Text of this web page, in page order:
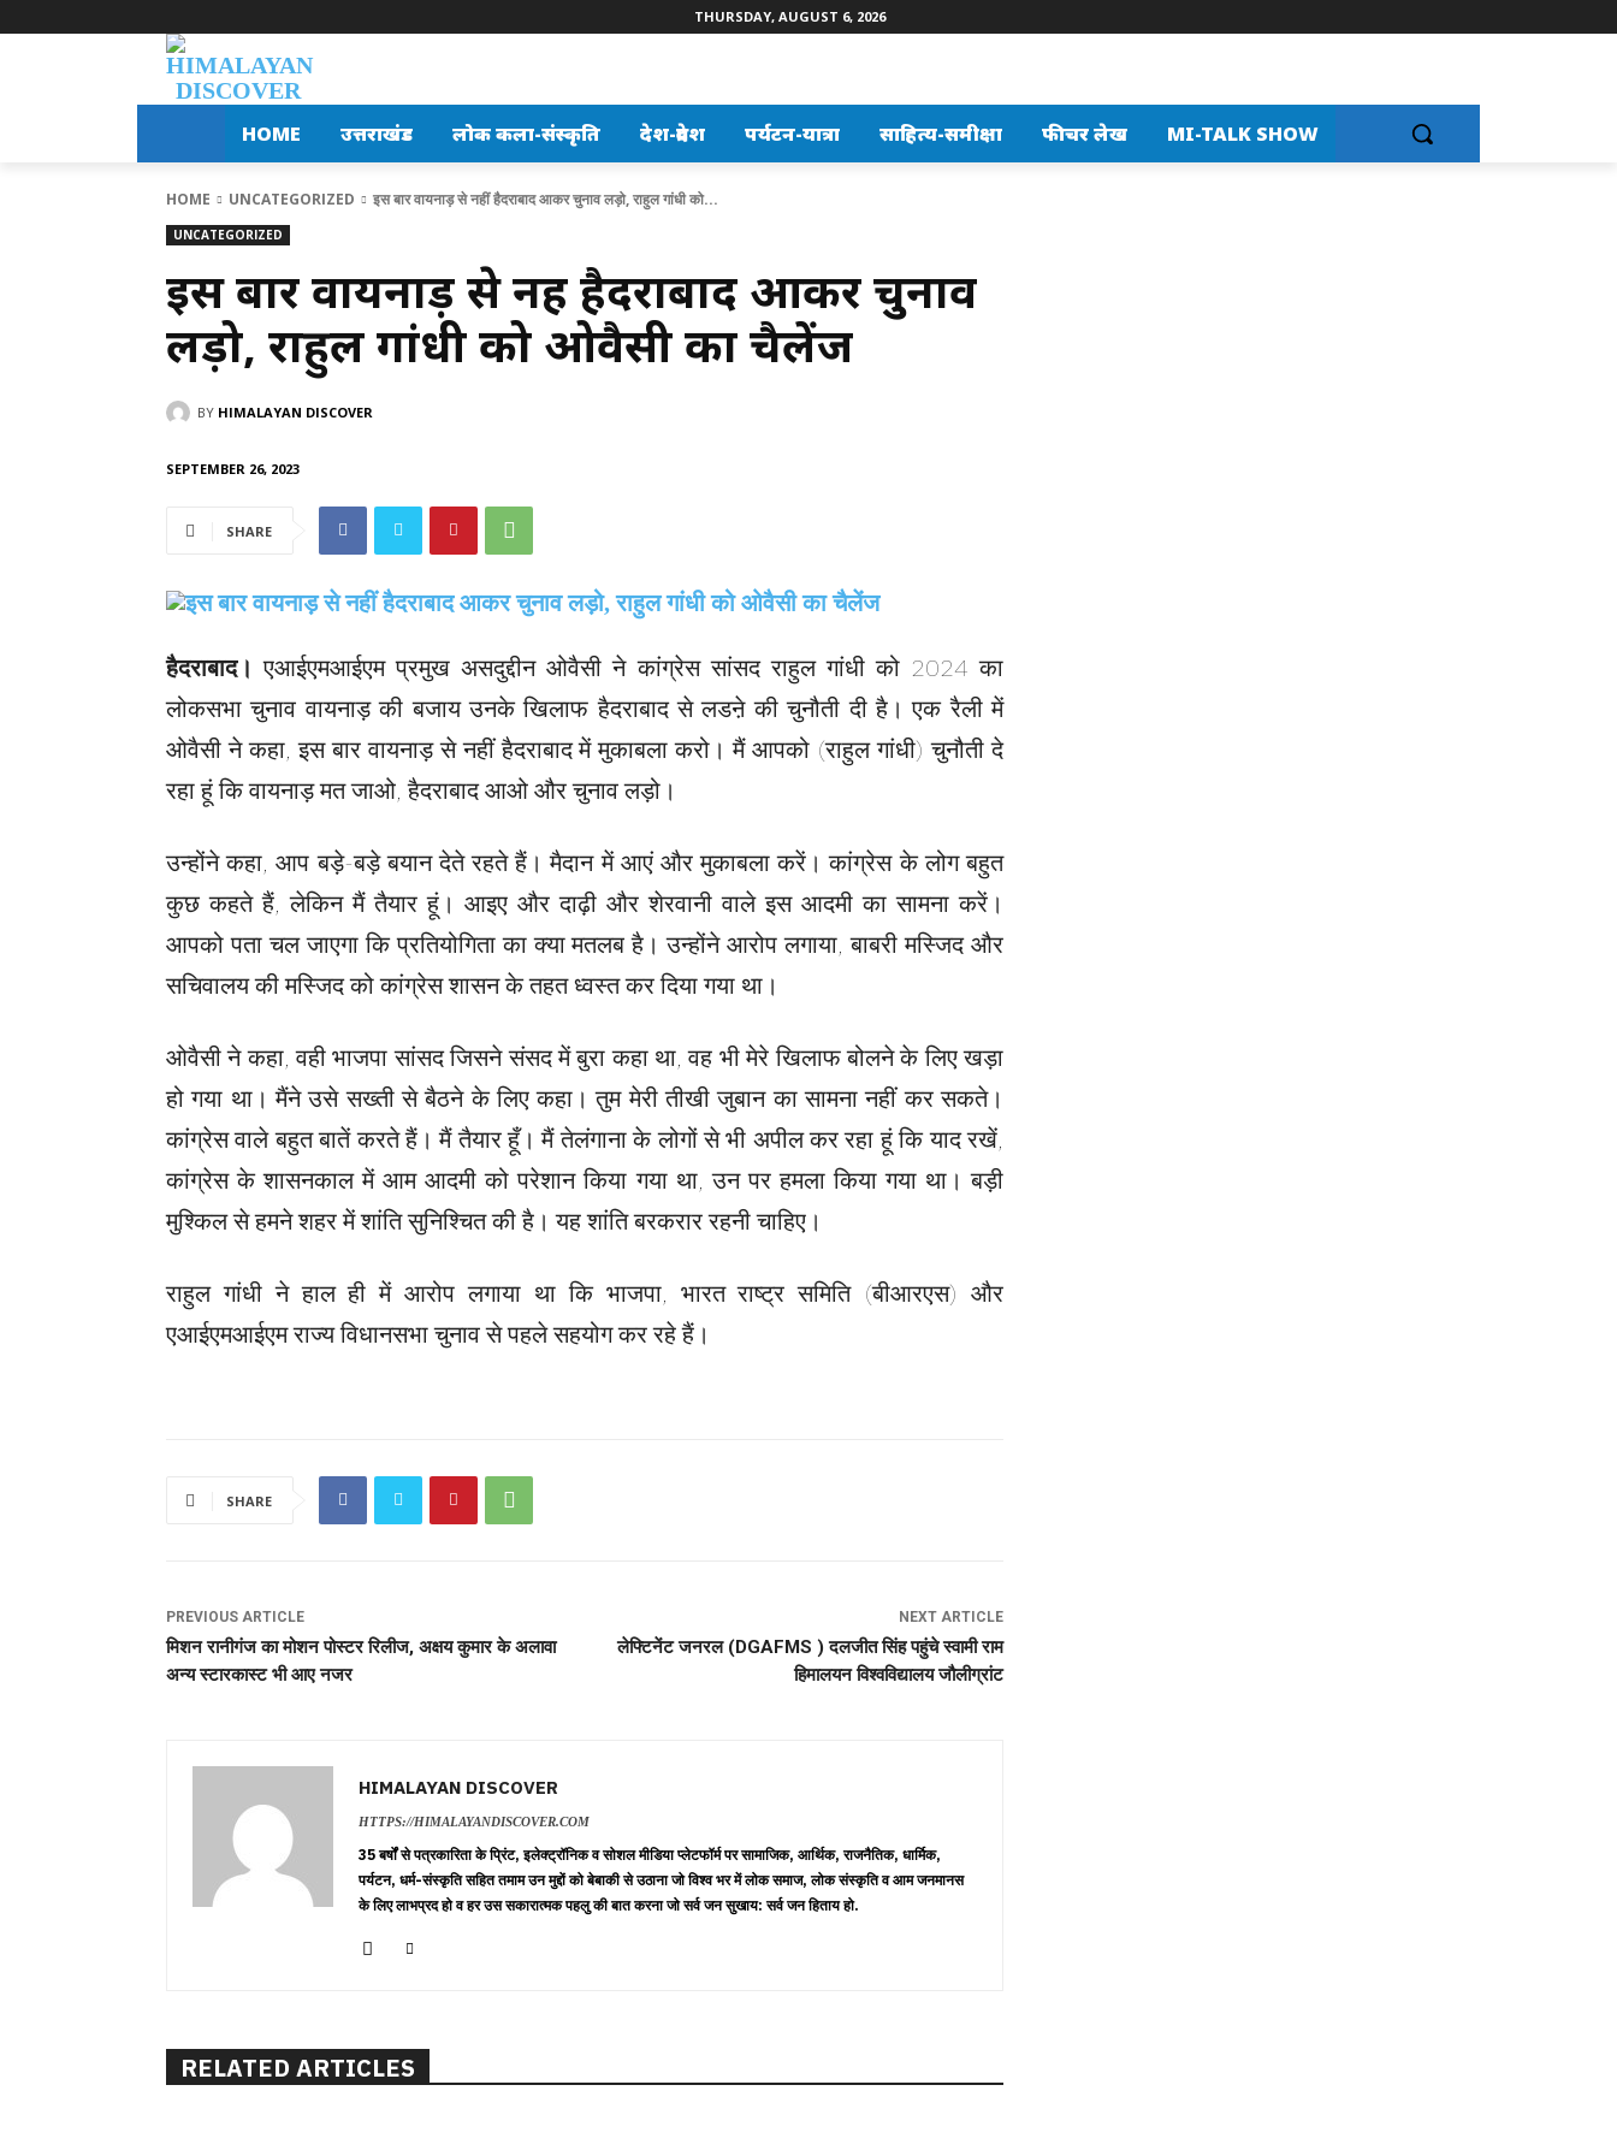
THURSDAY, AUGUST 6, 2026
HOME उत्तराखंड लोक कला-संस्कृति देश-प्रदेश पर्यटन-यात्रा साहित्य-समीक्षा फीचर लेख MI-TALK SHOW
HOME UNCATEGORIZED इस बार वायनाड़ से नहीं हैदराबाद आकर चुनाव लड़ो, राहुल गांधी को...
UNCATEGORIZED
इस बार वायनाड़ से नहीं हैदराबाद आकर चुनाव
लड़ो, राहुल गांधी को ओवैसी का चैलेंज
BY HIMALAYAN DISCOVER
SEPTEMBER 26, 2023
SHARE
हैदराबाद। एआईएमआईएम प्रमुख असदुद्दीन ओवैसी ने कांग्रेस सांसद राहुल गांधी को 2024 का
लोकसभा चुनाव वायनाड़ की बजाय उनके खिलाफ हैदराबाद से लडऩे की चुनौती दी है। एक रैली में
ओवैसी ने कहा, इस बार वायनाड़ से नहीं हैदराबाद में मुकाबला करो। मैं आपको (राहुल गांधी) चुनौती दे
रहा हूं कि वायनाड़ मत जाओ, हैदराबाद आओ और चुनाव लड़ो।
उन्होंने कहा, आप बड़े-बड़े बयान देते रहते हैं। मैदान में आएं और मुकाबला करें। कांग्रेस के लोग बहुत
कुछ कहते हैं, लेकिन मैं तैयार हूं। आइए और दाढ़ी और शेरवानी वाले इस आदमी का सामना करें।
आपको पता चल जाएगा कि प्रतियोगिता का क्या मतलब है। उन्होंने आरोप लगाया, बाबरी मस्जिद और
सचिवालय की मस्जिद को कांग्रेस शासन के तहत ध्वस्त कर दिया गया था।
ओवैसी ने कहा, वही भाजपा सांसद जिसने संसद में बुरा कहा था, वह भी मेरे खिलाफ बोलने के लिए खड़ा
हो गया था। मैंने उसे सख्ती से बैठने के लिए कहा। तुम मेरी तीखी जुबान का सामना नहीं कर सकते।
कांग्रेस वाले बहुत बातें करते हैं। मैं तैयार हूँ। मैं तेलंगाना के लोगों से भी अपील कर रहा हूं कि याद रखें,
कांग्रेस के शासनकाल में आम आदमी को परेशान किया गया था, उन पर हमला किया गया था। बड़ी
मुश्किल से हमने शहर में शांति सुनिश्चित की है। यह शांति बरकरार रहनी चाहिए।
राहुल गांधी ने हाल ही में आरोप लगाया था कि भाजपा, भारत राष्ट्र समिति (बीआरएस) और
एआईएमआईएम राज्य विधानसभा चुनाव से पहले सहयोग कर रहे हैं।
SHARE
PREVIOUS ARTICLE
मिशन रानीगंज का मोशन पोस्टर रिलीज, अक्षय कुमार के अलावा
अन्य स्टारकास्ट भी आए नजर
NEXT ARTICLE
लेफ्टिनेंट जनरल (DGAFMS ) दलजीत सिंह पहुंचे स्वामी राम
हिमालयन विश्वविद्यालय जौलीग्रांट
HIMALAYAN DISCOVER
HTTPS://HIMALAYANDISCOVER.COM
35 बर्षों से पत्रकारिता के प्रिंट, इलेक्ट्रॉनिक व सोशल मीडिया प्लेटफॉर्म पर सामाजिक, आर्थिक, राजनैतिक, धार्मिक,
पर्यटन, धर्म-संस्कृति सहित तमाम उन मुद्दों को बेबाकी से उठाना जो विश्व भर में लोक समाज, लोक संस्कृति व आम जनमानस
के लिए लाभप्रद हो व हर उस सकारात्मक पहलु की बात करना जो सर्व जन सुखाय: सर्व जन हिताय हो.
RELATED ARTICLES